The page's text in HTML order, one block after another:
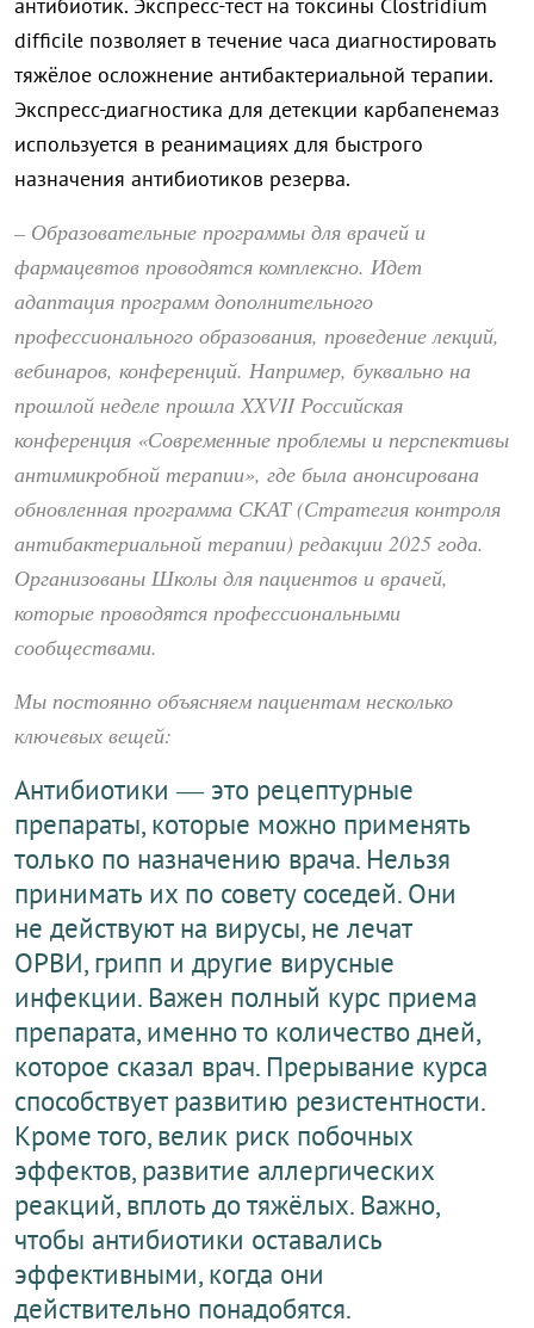
антибиотик. Экспресс-тест на токсины Clostridium
difficile позволяет в течение часа диагностировать
тяжёлое осложнение антибактериальной терапии.
Экспресс-диагностика для детекции карбапенемаз
используется в реанимациях для быстрого
назначения антибиотиков резерва.
– Образовательные программы для врачей и
фармацевтов проводятся комплексно. Идет
адаптация программ дополнительного
профессионального образования, проведение лекций,
вебинаров, конференций. Например, буквально на
прошлой неделе прошла XXVII Российская
конференция «Современные проблемы и перспективы
антимикробной терапии», где была анонсирована
обновленная программа СКАТ (Стратегия контроля
антибактериальной терапии) редакции 2025 года.
Организованы Школы для пациентов и врачей,
которые проводятся профессиональными
сообществами.
Мы постоянно объясняем пациентам несколько
ключевых вещей:
Антибиотики — это рецептурные
препараты, которые можно применять
только по назначению врача. Нельзя
принимать их по совету соседей. Они
не действуют на вирусы, не лечат
ОРВИ, грипп и другие вирусные
инфекции. Важен полный курс приема
препарата, именно то количество дней,
которое сказал врач. Прерывание курса
способствует развитию резистентности.
Кроме того, велик риск побочных
эффектов, развитие аллергических
реакций, вплоть до тяжёлых. Важно,
чтобы антибиотики оставались
эффективными, когда они
действительно понадобятся.